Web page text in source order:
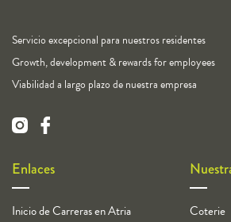
Servicio excepcional para nuestros residentes
Growth, development & rewards for employees
Viabilidad a largo plazo de nuestra empresa
Enlaces
Inicio de Carreras en Atria
Coterie